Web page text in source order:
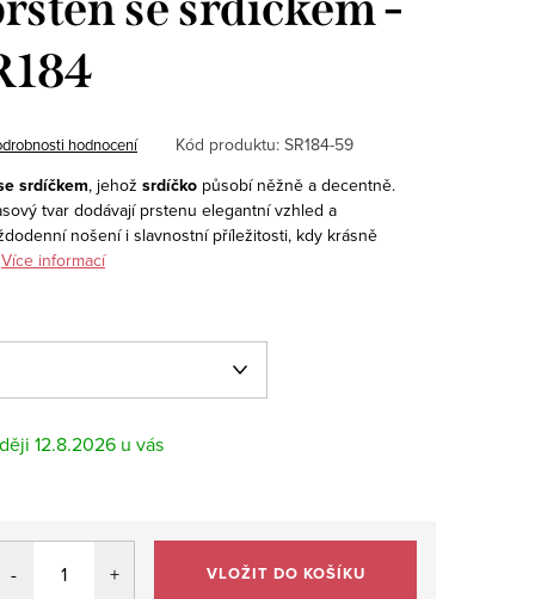
hodnocení Kód produktu: SR184-59
srdíčkem, jehož srdíčko působí něžně a decentně.
tvar dodávají prstenu elegantní vzhled a
nošení i slavnostní příležitosti, kdy krásně
Více informací
12.8.2026
VLOŽIT DO KOŠÍKU